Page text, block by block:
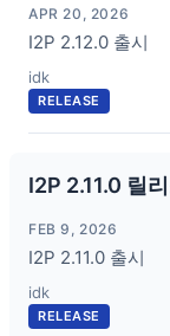
APR 20, 2026
I2P 2.12.0 출시
idk
RELEASE
I2P 2.11.0 릴
FEB 9, 2026
I2P 2.11.0 출시
idk
RELEASE